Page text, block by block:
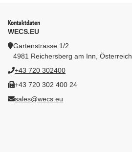
Kontaktdaten
WECS.EU
Gartenstrasse 1/2
4981 Reichersberg am Inn, Österreich
+43 720 302400
+43 720 302 400 24
sales@wecs.eu